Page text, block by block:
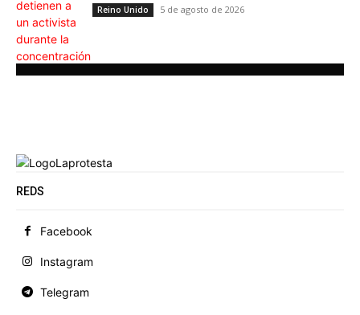
Reino Unido 5 de agosto de 2026
REDS
Facebook
Instagram
Telegram